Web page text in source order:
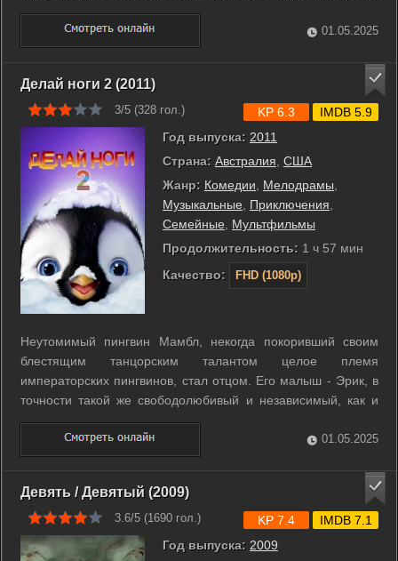
родители, Норма Джин и Мемфис, в отчаянии, но надеются,
что их лишённый музыкального слуха малыш перерастёт
своё нелепое танцевальное ...
01.05.2025
Делай ноги 2 (2011)
3/5 (328 гол.)
Год выпуска: 2011
Страна: Австралия США
Жанр: Комедии Мелодрамы
Музыкальные
Приключения
Семейные
Мультфильмы
Продолжительность: 1 ч 57 мин
Качество:
FHD (1080p)
KP 6.3 IMDB 5.9
Неутомимый пингвин Мамбл, некогда покоривший своим
блестящим танцорским талантом целое племя
императорских пингвинов, стал отцом. Его малыш - Эрик, в
точности такой же свободолюбивый и независимый, как и
папа, но в своих амбициях и авантюрах, несмотря на свой
юный возраст, уже способен дать хорошую фору отцу и
всем окружающим. Кумиром малыша ...
01.05.2025
Девять / Девятый (2009)
3.6/5 (1690 гол.)
Год выпуска: 2009
KP 7.4 IMDB 7.1